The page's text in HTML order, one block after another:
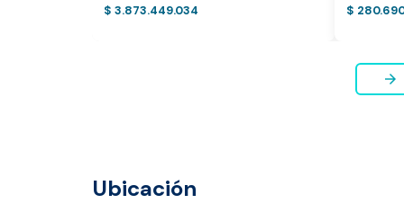
* Servicio disponible
$ 3.873.449.034 $
arrow_forward
Ubicación